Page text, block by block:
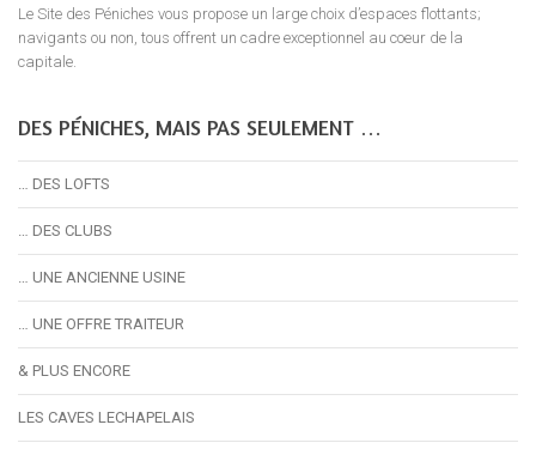
Le Site des Péniches vous propose un large choix d’espaces flottants;
navigants ou non, tous offrent un cadre exceptionnel au coeur de la
capitale.
DES PÉNICHES, MAIS PAS SEULEMENT …
… DES LOFTS
… DES CLUBS
… UNE ANCIENNE USINE
… UNE OFFRE TRAITEUR
& PLUS ENCORE
LES CAVES LECHAPELAIS